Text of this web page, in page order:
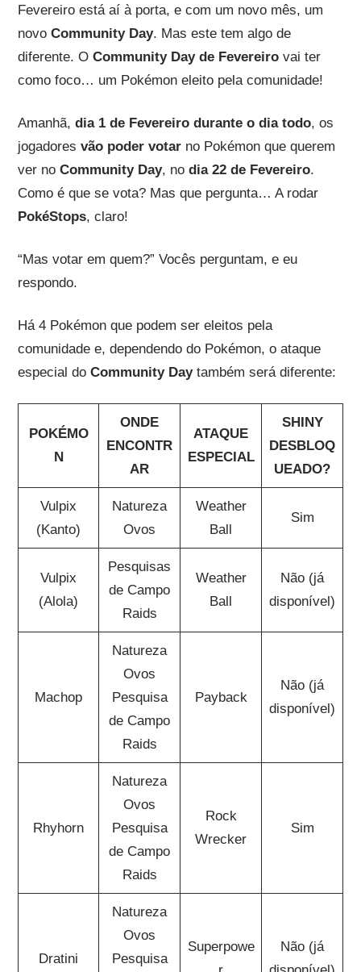
Fevereiro está aí à porta, e com um novo mês, um
novo Community Day. Mas este tem algo de
diferente. O Community Day de Fevereirovai ter
como foco… um Pokémon eleito pela comunidade!
Amanhã, dia 1 de Fevereiro durante o dia todo, os
jogadores vão poder votarno Pokémon que querem
ver no Community Day, no dia 22 de Fevereiro.
Como é que se vota? Mas que pergunta… A rodar
PokéStops, claro!
“Mas votar em quem?” Vocês perguntam, e eu
respondo.
Há 4 Pokémon que podem ser eleitos pela
comunidade e, dependendo do Pokémon, o ataque
especial do Community Daytambém será diferente:
POKÉMO
N
ONDE
ENCONTR
AR
ATAQUE
ESPECIAL
SHINY
DESBLOQ
UEADO?
Vulpix
(Kanto)
Natureza
Ovos
Weather
Ball
Sim
Vulpix
(Alola)
Pesquisas
de Campo
Raids
Weather
Ball
Não (já
disponível)
Machop
Natureza
Ovos
Pesquisa
de Campo
Raids
Payback
Não (já
disponível)
Rhyhorn
Natureza
Ovos
Pesquisa
de Campo
Raids
Rock
Wrecker
Sim
Dratini
Natureza
Ovos
Pesquisa
Superpowe
Não (já